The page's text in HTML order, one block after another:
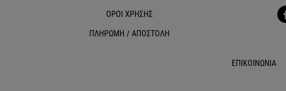
ΟΡΟΙ ΧΡΗΣΗΣ
ΠΛΗΡΩΜΗ / ΑΠΟΣΤΟΛΗ
ΕΠΙΚΟΙΝΩΝΙΑ